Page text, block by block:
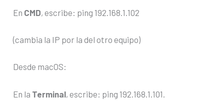
En CMD, escribe: ping 192.168.1.102
(cambia la IP por la del otro equipo)
Desde macOS:
En la Terminal, escribe: ping 192.168.1.101.